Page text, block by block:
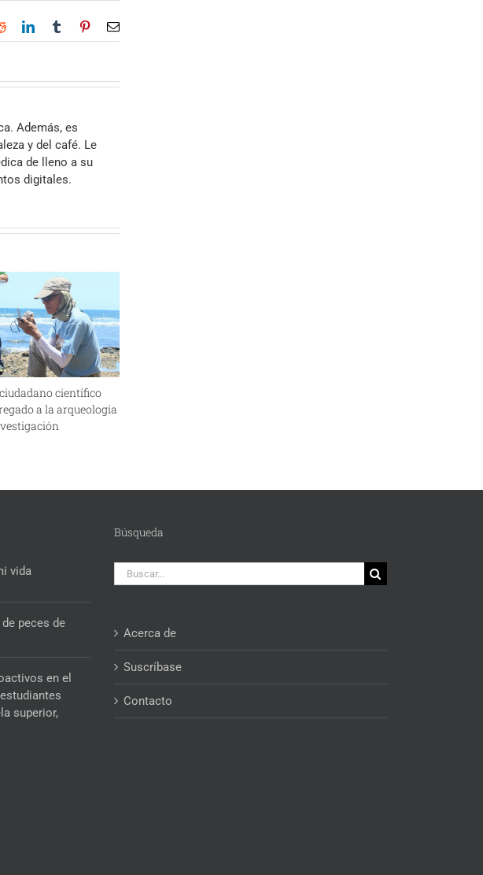
RedditLinkedInTumblrPinterestCorreo
electrónico
Además, es
y del café. Le
de lleno a su
digitales.
científico
a la arqueología
vida
peces de
en el
superior,
Búsqueda
Buscar:
Acerca de
Suscríbase
Contacto